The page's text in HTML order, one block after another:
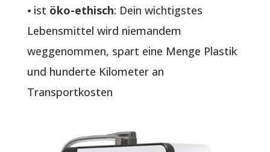
⦁ ist öko-ethisch: Dein wichtigstes
Lebensmittel wird niemandem
weggenommen, spart eine Menge Plastik
und hunderte Kilometer an
Transportkosten